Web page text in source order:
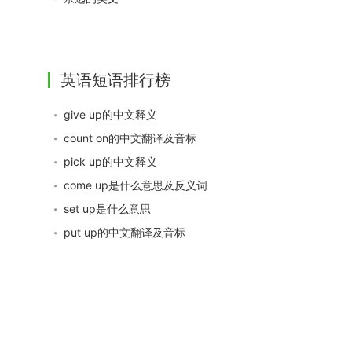
英语短语排行榜
give up的中文释义
count on的中文翻译及音标
pick up的中文释义
come up是什么意思及反义词
set up是什么意思
put up的中文翻译及音标